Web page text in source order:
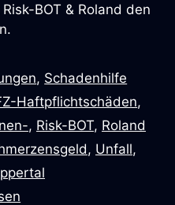
BOT & Roland den
, Schadenhilfe
Haftpflichtschäden,
, Risk-BOT, Roland
, Unfall,